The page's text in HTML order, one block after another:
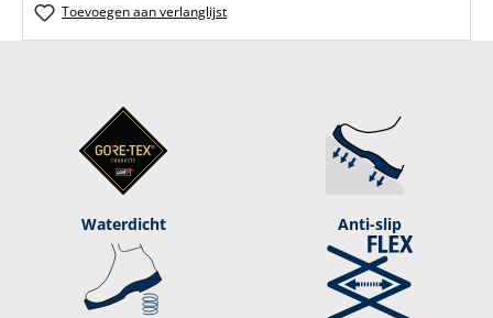
Toevoegen aan verlanglijst
Waterdicht Anti-slip